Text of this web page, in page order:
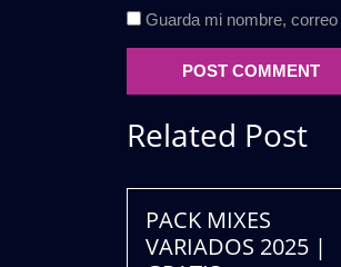
Guarda mi nombre,
Related Post
PACK MIXES
VARIADOS 2025 |